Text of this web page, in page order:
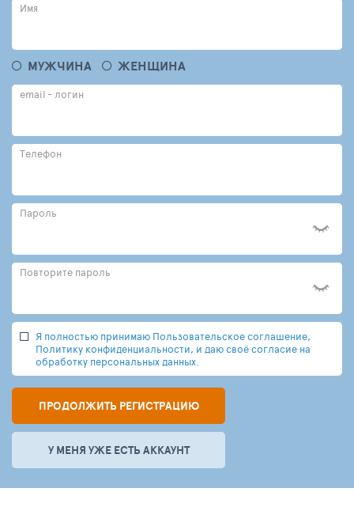
Имя
МУЖЧИНА ЖЕНЩИНА
email - логин
Телефон
Пароль
Повторите пароль
Я полностью принимаю Пользовательское соглашение,
Политику конфиденциальности, и даю своё согласие на
обработку персональных данных.
ПРОДОЛЖИТЬ РЕГИСТРАЦИЮ
У МЕНЯ УЖЕ ЕСТЬ АККАУНТ